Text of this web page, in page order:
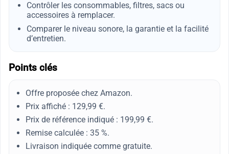
Contrôler les consommables, filtres, sacs ou
accessoires à remplacer.
Comparer le niveau sonore, la garantie et la facilité
d’entretien.
Points clés
Offre proposée chez Amazon.
Prix affiché : 129,99 €.
Prix de référence indiqué : 199,99 €.
Remise calculée : 35 %.
Livraison indiquée comme gratuite.